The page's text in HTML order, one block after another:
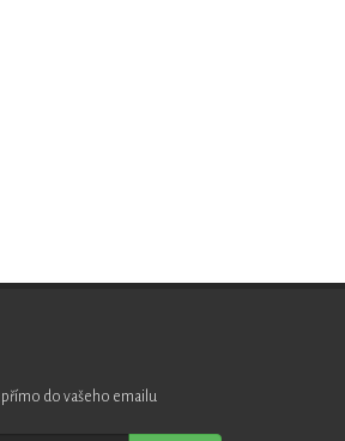
přímo do vašeho emailu